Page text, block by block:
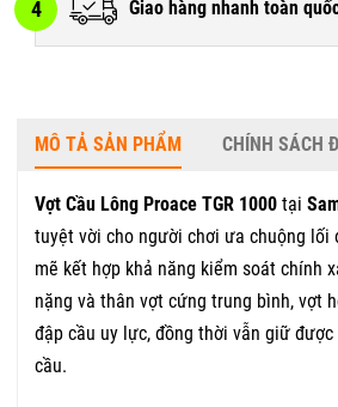
4 Giao hàng nhanh toàn
MÔ TẢ SẢN PHẨM CHÍNH SÁCH
Vợt Cầu Lông Proace TGR 1000 tại
tuyệt vời cho người chơi ưa chuộng lối
mẽ kết hợp khả năng kiểm soát chính
nặng và thân vợt cứng trung bình, vợt
đập cầu uy lực, đồng thời vẫn giữ
cầu.